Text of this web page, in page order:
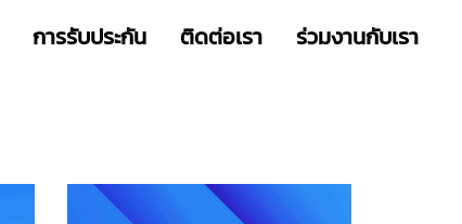
การรับประกัน ติดต่อเรา ร่วมงานกับเรา